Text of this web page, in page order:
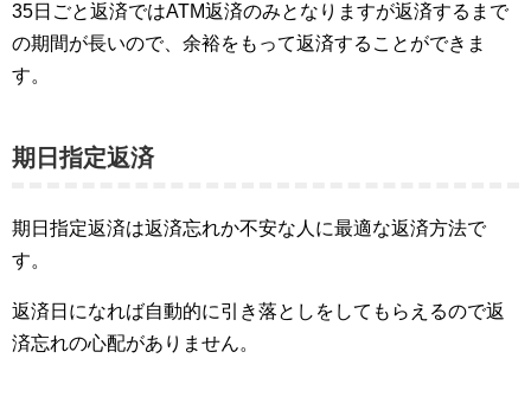
35日ごと返済ではATM返済のみとなりますが返済するまで
の期間が長いので、余裕をもって返済することができま
す。
期日指定返済
期日指定返済は返済忘れか不安な人に最適な返済方法で
す。
返済日になれば自動的に引き落としをしてもらえるので返
済忘れの心配がありません。